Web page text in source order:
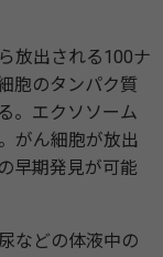
放出される100ナ
胞のタンパク質
。エクソソーム
がん細胞が放出
早期発見が可能
などの体液中の